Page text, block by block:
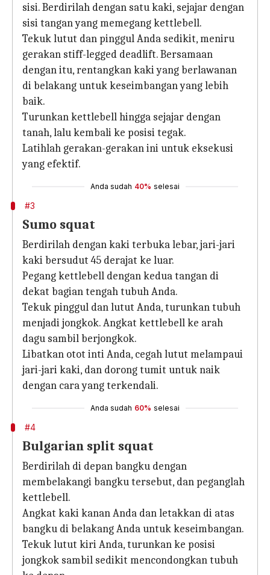
sisi. Berdirilah dengan satu kaki, sejajar dengan
sisi tangan yang memegang kettlebell.
Tekuk lutut dan pinggul Anda sedikit, meniru
gerakan stiff-legged deadlift. Bersamaan
dengan itu, rentangkan kaki yang berlawanan
di belakang untuk keseimbangan yang lebih
baik.
Turunkan kettlebell hingga sejajar dengan
tanah, lalu kembali ke posisi tegak.
Latihlah gerakan-gerakan ini untuk eksekusi
yang efektif.
Anda sudah 40% selesai
#3
Sumo squat
Berdirilah dengan kaki terbuka lebar, jari-jari
kaki bersudut 45 derajat ke luar.
Pegang kettlebell dengan kedua tangan di
dekat bagian tengah tubuh Anda.
Tekuk pinggul dan lutut Anda, turunkan tubuh
menjadi jongkok. Angkat kettlebell ke arah
dagu sambil berjongkok.
Libatkan otot inti Anda, cegah lutut melampaui
jari-jari kaki, dan dorong tumit untuk naik
dengan cara yang terkendali.
Anda sudah 60% selesai
#4
Bulgarian split squat
Berdirilah di depan bangku dengan
membelakangi bangku tersebut, dan peganglah
kettlebell.
Angkat kaki kanan Anda dan letakkan di atas
bangku di belakang Anda untuk keseimbangan.
Tekuk lutut kiri Anda, turunkan ke posisi
jongkok sambil sedikit mencondongkan tubuh